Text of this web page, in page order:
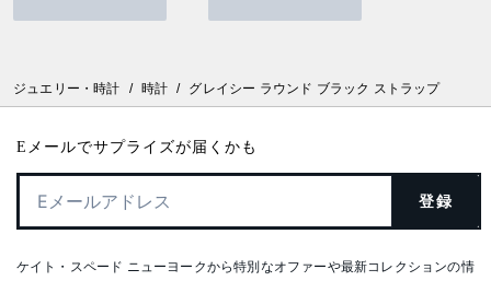
ジュエリー・時計 / 時計 / グレイシー ラウンド ブラック ストラップ
Eメールでサプライズが届くかも
登録
ケイト・スペード ニューヨークから特別なオファーや最新コレクションの情